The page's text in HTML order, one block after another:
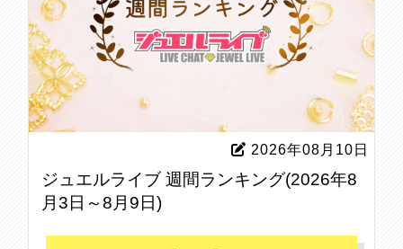
2026年08月10日
ジュエルライブ 週間ランキング(2026年8
月3日～8月9日)